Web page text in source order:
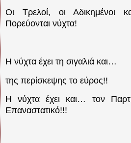
Οι Τρελοί, οι Αδικημένοι
Πορεύονται νύχτα!
Η νύχτα έχει τη σιγαλιά και…
της περίσκεψης το εύρος!!
Η νύχτα έχει και… τον
Επαναστατικό!!!